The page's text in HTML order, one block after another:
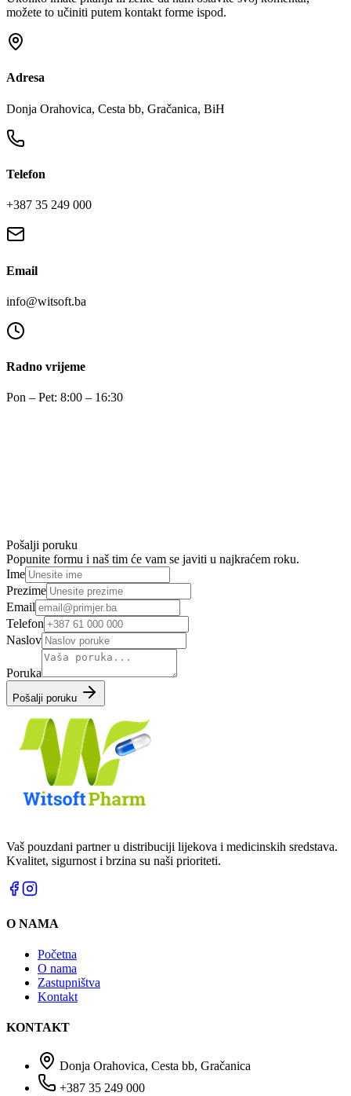
možete to učiniti putem kontakt forme ispod.
Adresa
Donja Orahovica, Cesta bb, Gračanica, BiH
Telefon
+387 35 249 000
Email
info@witsoft.ba
Radno vrijeme
Pon – Pet: 8:00 – 16:30
Pošalji poruku
Popunite formu i naš tim će vam se javiti u najkraćem roku.
Ime
Prezime
Email
Telefon
Naslov
Poruka
Pošalji poruku
Vaš pouzdani partner u distribuciji lijekova i medicinskih sredstava.
Kvalitet, sigurnost i brzina su naši prioriteti.
O NAMA
Početna
O nama
Zastupništva
Kontakt
KONTAKT
Donja Orahovica, Cesta bb, Gračanica
+387 35 249 000